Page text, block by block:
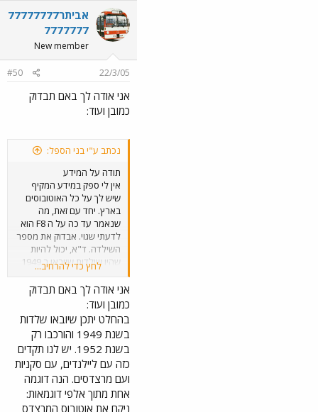
אח"כ הם יובאו באופן ישיר ואישי
ע"י החברות עצמן. האם ידעת
למשל שהשוסון הראשון שהגיע
שהוא היה פרטי לחלוטין !? האם
הוכנס לשרות ביום 06.01.1960
? (מודל 59).
אביתר77777777
7777777
New member
22/3/05
#50
אני אודה לך באם תבדוק
כמובן ועוד:
נכתב ע"י בני הספל:
תודה על המידע
אין לי ספק במידע המקיף
שיש לך על כל האוטובוסים
בארץ. יחד עם זאת, מה
שנאמר עד כה על ה F8 הוא
לדעתי שגוי. אבדוק את מספר
השילדה. ד"א, יכול להיות
שהיו שילדות שיובאו ב 1949
מדבר על תאריך הרכבה
ורישוי. לא על "שנת הייצור"
שהיא שנת ייצור השילדה. כל
אופן, אבדוק.
לחץ כדי להרחיב...
אני אודה לך באם תבדוק
כמובן ועוד:
בהחלט יתכן שיובאו שלדות
בשנת 1949 והורכבו רק
בשנת 1952. יש לנו תקדים
כזה עם ליילנדים, עם סקניות
ועם מרצדסים. הנה דוגמה
אחת מתוך אלפי דוגמאות:
ניקח את אוטובוס המרצדס